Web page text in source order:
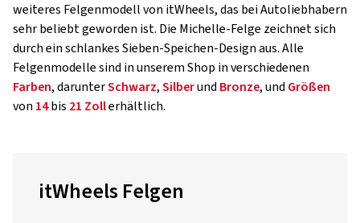
weiteres Felgenmodell von itWheels, das bei Autoliebhabern
sehr beliebt geworden ist. Die Michelle-Felge zeichnet sich
durch ein schlankes Sieben-Speichen-Design aus. Alle
Felgenmodelle sind in unserem Shop in verschiedenen
Farben, darunterSchwarz,Silberund Bronze, und Größen
von 14bis 21 Zollerhältlich.
itWheels Felgen